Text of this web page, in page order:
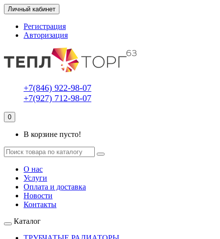
Личный кабинет
Регистрация
Авторизация
+7(846) 922-98-07
+7(927) 712-98-07
0
В корзине пусто!
О нас
Услуги
Оплата и доставка
Новости
Контакты
Каталог